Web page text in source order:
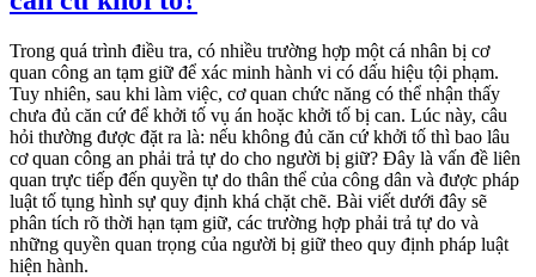
Trong quá trình điều tra, có nhiều trường hợp một cá nhân bị cơ
quan công an tạm giữ để xác minh hành vi có dấu hiệu tội phạm.
Tuy nhiên, sau khi làm việc, cơ quan chức năng có thể nhận thấy
chưa đủ căn cứ để khởi tố vụ án hoặc khởi tố bị can. Lúc này, câu
hỏi thường được đặt ra là: nếu không đủ căn cứ khởi tố thì bao lâu
cơ quan công an phải trả tự do cho người bị giữ? Đây là vấn đề liên
quan trực tiếp đến quyền tự do thân thể của công dân và được pháp
luật tố tụng hình sự quy định khá chặt chẽ. Bài viết dưới đây sẽ
phân tích rõ thời hạn tạm giữ, các trường hợp phải trả tự do và
những quyền quan trọng của người bị giữ theo quy định pháp luật
hiện hành.